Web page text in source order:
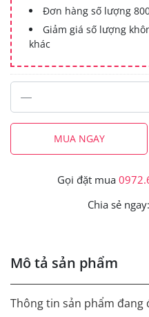
Đơn hàng số lượng
Giảm giá số lượng
khác
MUA NGAY
Gọi đặt mua
Chia sẻ ngay:
Mô tả sản phẩm
Thông tin sản phẩm đang